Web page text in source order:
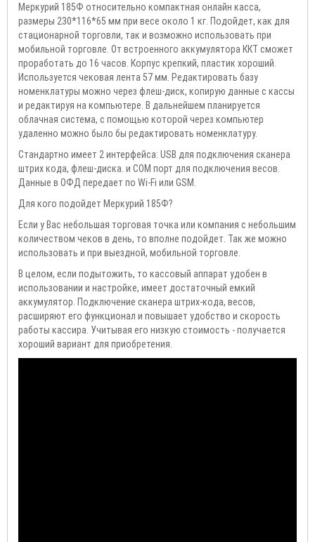
Меркурий 185Ф относительно компактная онлайн касса,
размеры 230*116*65 мм при весе около 1 кг. Подойдет, как для
стационарной торговли, так и возможно использовать при
мобильной торговле. От встроенного аккумулятора ККТ сможет
проработать до 16 часов. Корпус крепкий, пластик хороший.
Используется чековая лента 57 мм. Редактировать базу
номенклатуры можно через флеш-диск, копирую данные с кассы
и редактируя на компьютере. В дальнейшем планируется
облачная система, с помощью которой через компьютер
удаленно можно было бы редактировать номенклатуру.
Стандартно имеет 2 интерфейса: USB для подключения сканера
штрих кода, флеш-диска. и COM порт для подключения весов.
Данные в ОФД передает по Wi-Fi или GSM.
Для кого подойдет Меркурий 185Ф?
Если у Вас небольшая торговая точка или компания с небольшим
количеством чеков в день, то вполне подойдет. Так же можно
использовать и при выездной, мобильной торговле.
В целом, если подытожить, то кассовый аппарат удобен в
использовании и настройке, имеет достаточный емкий
аккумулятор. Подключение сканера штрих-кода, весов,
расширяют его функционал и повышает удобство и скорость
работы кассира. Учитывая его низкую стоимость - получается
хороший вариант для приобретения.